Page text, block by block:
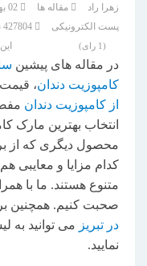
زهرا راد مقاله ها
پست الکترونیکی
427804
(1 رای)
در مقاله های پیشین
کامپوزیت دندان،
از کامپوزیت دندان
انتخاب بهترین مارک
محصول دیگری که از
کدام مزایا و معایبی
متنوع هستند. ما با
صحبت کنیم. همچنین
در تبریز می توانید به
نمایید.